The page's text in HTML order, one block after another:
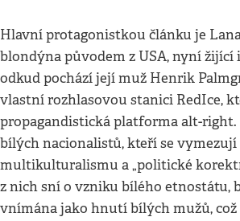
Hlavní protagonistkou článku je
blondýna původem z USA, nyní žijící
odkud pochází její muž Henrik
vlastní rozhlasovou stanici RedIce,
propagandistická platforma alt-right.
bílých nacionalistů, kteří se
multikulturalismu a „politické
z nich sní o vzniku bílého etnostátu,
vnímána jako hnutí bílých mužů,